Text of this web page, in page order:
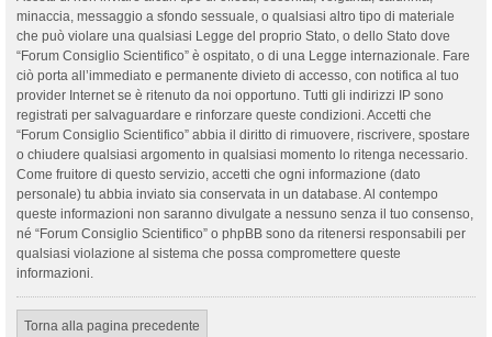
minaccia, messaggio a sfondo sessuale, o qualsiasi altro tipo di materiale
che può violare una qualsiasi Legge del proprio Stato, o dello Stato dove
“Forum Consiglio Scientifico” è ospitato, o di una Legge internazionale. Fare
ciò porta all’immediato e permanente divieto di accesso, con notifica al tuo
provider Internet se è ritenuto da noi opportuno. Tutti gli indirizzi IP sono
registrati per salvaguardare e rinforzare queste condizioni. Accetti che
“Forum Consiglio Scientifico” abbia il diritto di rimuovere, riscrivere, spostare
o chiudere qualsiasi argomento in qualsiasi momento lo ritenga necessario.
Come fruitore di questo servizio, accetti che ogni informazione (dato
personale) tu abbia inviato sia conservata in un database. Al contempo
queste informazioni non saranno divulgate a nessuno senza il tuo consenso,
né “Forum Consiglio Scientifico” o phpBB sono da ritenersi responsabili per
qualsiasi violazione al sistema che possa compromettere queste
informazioni.
Torna alla pagina precedente